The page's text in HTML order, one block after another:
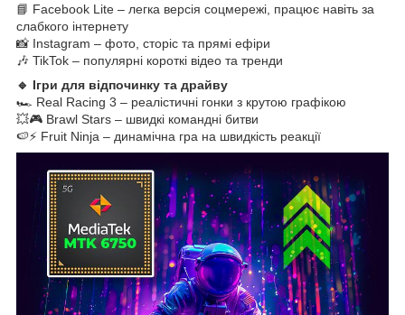
📘 Facebook Lite – легка версія соцмережі, працює навіть за
слабкого інтернету
📸 Instagram – фото, сторіс та прямі ефіри
🎶 TikTok – популярні короткі відео та тренди
🔹 Ігри для відпочинку та драйву
🏎️ Real Racing 3 – реалістичні гонки з крутою графікою
💥🎮 Brawl Stars – швидкі командні битви
🍉⚡ Fruit Ninja – динамічна гра на швидкість реакції